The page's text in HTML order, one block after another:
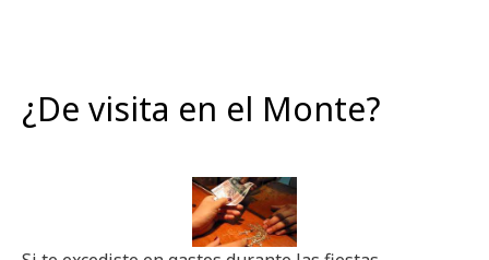
¿De visita en el Monte?